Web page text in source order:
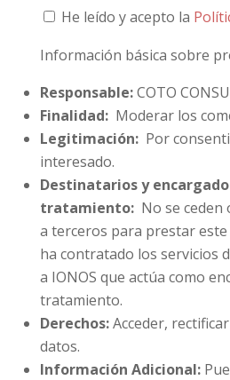
He leído y acepto la
Información básica sobre
Responsable:COTO
Finalidad:Moderar los
Legitimación:Por
interesado.
Destinatarios y
tratamiento:No se ceden
a terceros para prestar
ha contratado los servicios
a IONOS que actúa como
tratamiento.
Derechos:Acceder,
datos.
Información Adicional: